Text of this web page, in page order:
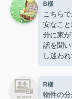
B様
こちら
安なこ
分に家
話を聞
し迷わ
だけで
R様
物件の